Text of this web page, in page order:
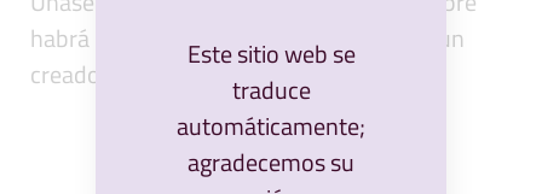
habrá un próximo año para incorporar a un
creador!
Este sitio web se
traduce
automáticamente;
agradecemos su